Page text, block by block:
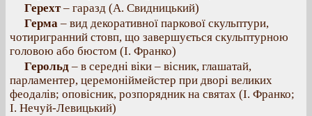
Герехт– гаразд (А. Свидницький)
Герма – вид декоративної паркової скульптури,
чотиригранний стовп, що завершується скульптурною
головою або бюстом (І. Франко)
Герольд – в середні віки – вісник, глашатай,
парламентер, церемоніймейстер при дворі великих
феодалів; оповісник, розпорядник на святах (І. Франко;
І. Нечуй-Левицький)